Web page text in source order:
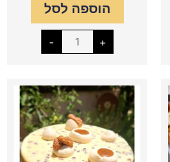
הוספה לסל
- +
של
אדריאנה